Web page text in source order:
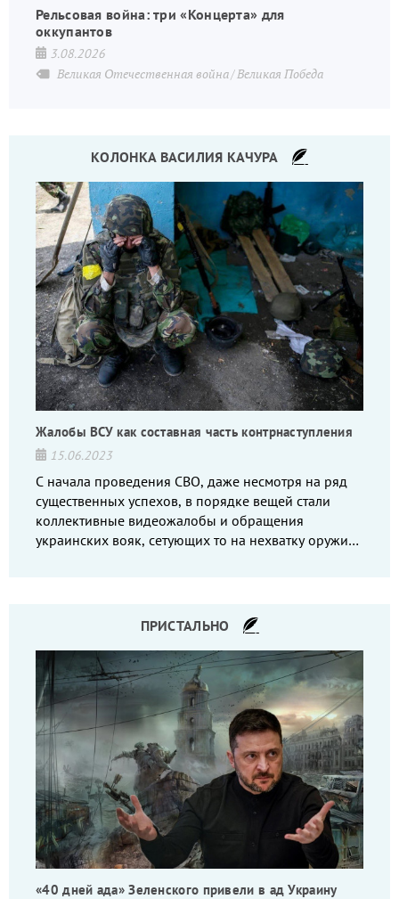
Рельсовая война: три «Концерта» для
оккупантов
3.08.2026
Великая Отечественная война Великая Победа
КОЛОНКА ВАСИЛИЯ КАЧУРА
Жалобы ВСУ как составная часть контрнаступления
15.06.2023
С начала проведения СВО, даже несмотря на ряд
существенных успехов, в порядке вещей стали
коллективные видеожалобы и обращения
украинских вояк, сетующих то на нехватку оружия,
ПРИСТАЛЬНО
«40 дней ада» Зеленского привели в ад Украину